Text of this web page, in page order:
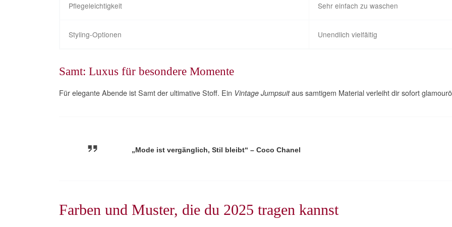
Pflegeleichtigkeit Sehr einfach zu waschen
Styling-Optionen Unendlich vielfältig
Samt: Luxus für besondere Momente
Für elegante Abende ist Samt der ultimative Stoff. Ein Vintage Jumpsuitaus samtigem Material verleiht dir sofort
„Mode ist vergänglich, Stil bleibt“ – Coco Chanel
Farben und Muster, die du 2025 tragen kannst